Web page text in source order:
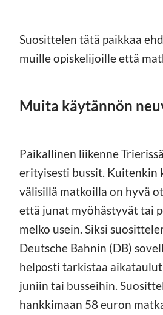
Suosittelen tätä paikkaa
muille opiskelijoille että
Muita käytännön
Paikallinen liikenne
erityisesti bussit. Kuitenkin
välisillä matkoilla on hyvä
että junat myöhästyvät tai
melko usein. Siksi
Deutsche Bahnin (DB)
helposti tarkistaa
juniin tai busseihin.
hankkimaan 58 euron